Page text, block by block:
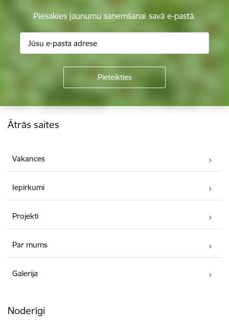
Piesakies jaunumu saņemšanai savā e-pastā.
Kājene
Ātrās saites
Vakances
Iepirkumi
Projekti
Par mums
Galerija
Noderīgi